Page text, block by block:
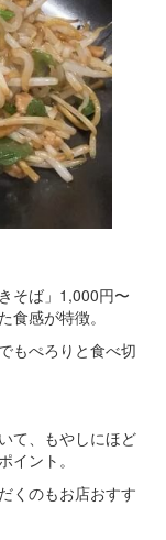
そば」1,000円〜
食感が特徴。
もぺろりと食べ切
て、もやしにほど
ント。
くのもお店おすす